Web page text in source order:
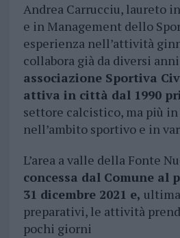
Andrea Carrucciu, laureto
e in Management dello
esperienza nell’attività
collabora già da diversi
associazione Sportiva
attiva in città dal 1990
settore calcistico, ma più
nell’ambito sportivo e in
L’area a valle della Fonte
concessa dal Comune al
31 dicembre 2021 e,
preparativi, le attività
pochi giorni